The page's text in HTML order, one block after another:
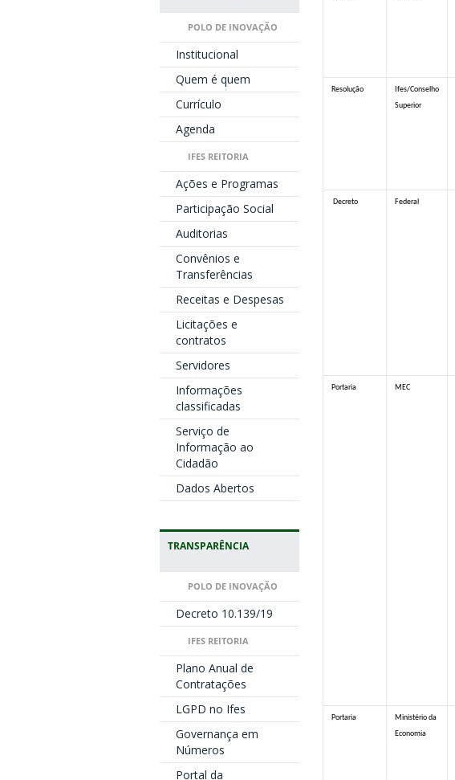
POLO DE INOVAÇÃO
Institucional
Quem é quem
Currículo
Agenda
IFES REITORIA
Ações e Programas
Participação Social
Auditorias
Convênios e
Transferências
Receitas e Despesas
Licitações e
contratos
Servidores
Informações
classificadas
Serviço de
Informação ao
Cidadão
Dados Abertos
TRANSPARÊNCIA
POLO DE INOVAÇÃO
Decreto 10.139/19
IFES REITORIA
Plano Anual de
Contratações
LGPD no Ifes
Governança em
Números
Portal da
Resolução
Ifes/Conselho
Superior
Decreto Federal
Portaria MEC
Portaria
Ministério da
Economia